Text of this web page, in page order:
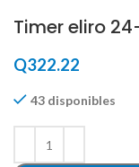
Timer eliro
Q322.22
43 disponibles